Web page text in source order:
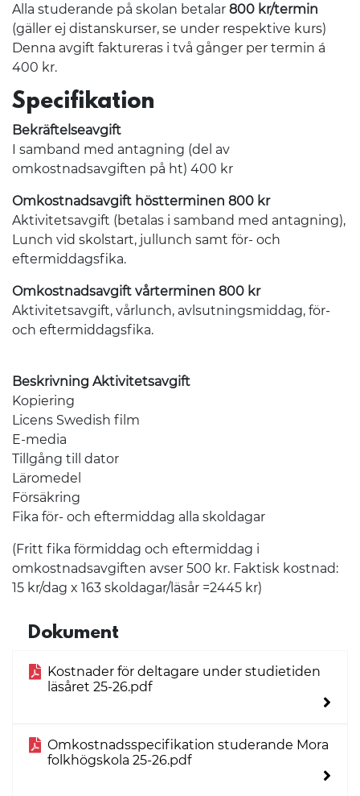
Alla studerande på skolan betalar 800 kr/termin
(gäller ej distanskurser, se under respektive kurs)
Denna avgift faktureras i två gånger per termin á
400 kr.
Specifikation
Bekräftelseavgift
I samband med antagning (del av
omkostnadsavgiften på ht) 400 kr
Omkostnadsavgift höstterminen 800 kr
Aktivitetsavgift (betalas i samband med antagning),
Lunch vid skolstart, jullunch samt för- och
eftermiddagsfika.
Omkostnadsavgift vårterminen 800 kr
Aktivitetsavgift, vårlunch, avlsutningsmiddag, för-
och eftermiddagsfika.
Beskrivning Aktivitetsavgift
Kopiering
Licens Swedish film
E-media
Tillgång till dator
Läromedel
Försäkring
Fika för- och eftermiddag alla skoldagar
(Fritt fika förmiddag och eftermiddag i
omkostnadsavgiften avser 500 kr. Faktisk kostnad:
15 kr/dag x 163 skoldagar/läsår =2445 kr)
Dokument
Kostnader för deltagare under studietiden
läsåret 25-26.pdf
Omkostnadsspecifikation studerande Mora
folkhögskola 25-26.pdf